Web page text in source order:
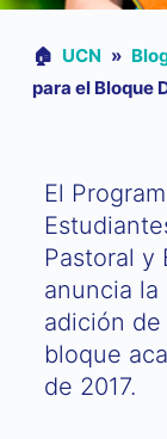
🏠︎ UCN »
para el Bloque
El
Pastoral y
anuncia
adición
bloque
de 2017.